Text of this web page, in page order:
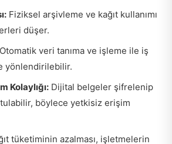
Fiziksel arşivleme ve kağıt kullanımı
düşer.
Otomatik veri tanıma ve işleme ile iş
yönlendirilebilir.
Kolaylığı: Dijital belgeler şifrelenip
böylece yetkisiz erişim
tüketiminin azalması, işletmelerin